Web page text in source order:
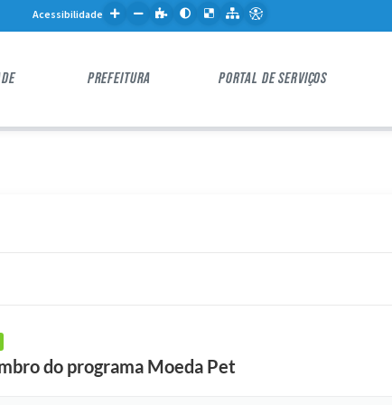
Acessibilidade
PREFEITURA PORTAL DE SERVIÇOS
do programa Moeda Pet